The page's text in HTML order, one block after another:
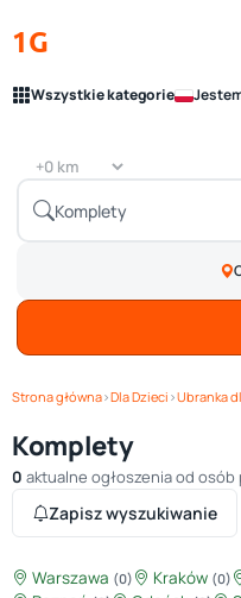
1G
Wszystkie kategorie
Strona główna›Dla Dzieci ›Ubranka
Komplety
0 aktualne ogłoszenia od
Zapisz wyszukiwanie
Warszawa (0) Kraków (0)